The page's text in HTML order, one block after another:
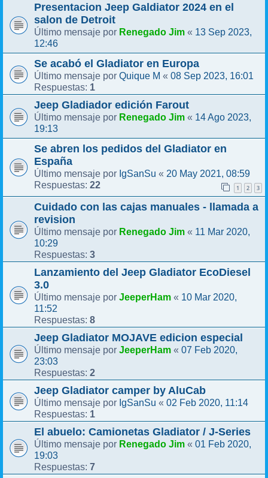
Presentacion Jeep Galdiator 2024 en el
salon de Detroit
Último mensaje por Renegado Jim « 13 Sep 2023,
12:46
Se acabó el Gladiator en Europa
Último mensaje por Quique M « 08 Sep 2023, 16:01
Respuestas: 1
Jeep Gladiador edición Farout
Último mensaje por Renegado Jim « 14 Ago 2023,
19:13
Se abren los pedidos del Gladiator en
España
Último mensaje por IgSanSu « 20 May 2021, 08:59
Respuestas: 22 1 2 3
Cuidado con las cajas manuales - llamada a
revision
Último mensaje por Renegado Jim « 11 Mar 2020,
10:29
Respuestas: 3
Lanzamiento del Jeep Gladiator EcoDiesel
3.0
Último mensaje por JeeperHam « 10 Mar 2020,
11:52
Respuestas: 8
Jeep Gladiator MOJAVE edicion especial
Último mensaje por JeeperHam « 07 Feb 2020,
23:03
Respuestas: 2
Jeep Gladiator camper by AluCab
Último mensaje por IgSanSu « 02 Feb 2020, 11:14
Respuestas: 1
El abuelo: Camionetas Gladiator / J-Series
Último mensaje por Renegado Jim « 01 Feb 2020,
19:03
Respuestas: 7